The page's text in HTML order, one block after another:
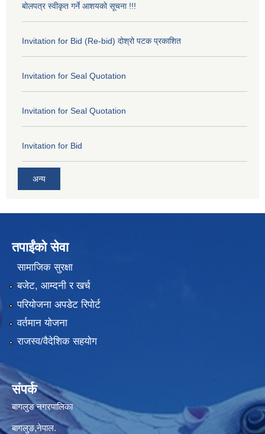
बोलपत्र स्वीकृत गर्ने आशयको सूचना !!!
Invitation for Bid (Re-bid) दोश्रो पटक प्रकाशित
Invitation for Seal Quotation
Invitation for Seal Quotation
Invitation for Bid
अन्य
तपाईंको सेवा
सामाजिक सुरक्षा
बजेट, आम्दनी र खर्च
परियोजना अपडेट रिपोर्ट
वर्तमान योजना
राजस्व/वैदेशिक सहयोग
संपर्क
बागलुङ नगरपालिका
बागलुङ,नेपाल.